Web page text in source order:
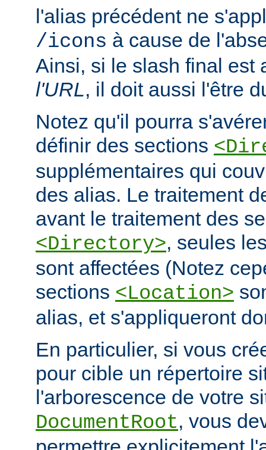
l'alias précédent ne
/icons à cause de
Ainsi, si le slash final est
l'URL, il doit aussi l'être
Notez qu'il pourra
définir des sections
supplémentaires qui
des alias. Le traitement
avant le traitement des
<Directory>, seules
sont affectées (Notez
sections <Location>
alias, et s'appliqueront
En particulier, si vous
pour cible un répertoire
l'arborescence de votre
DocumentRoot, vous